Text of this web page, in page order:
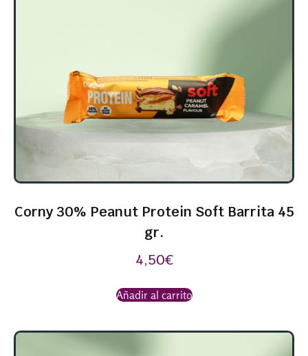
Corny 30% Peanut Protein Soft Barrita 45
gr.
4,50€
Añadir al carrito